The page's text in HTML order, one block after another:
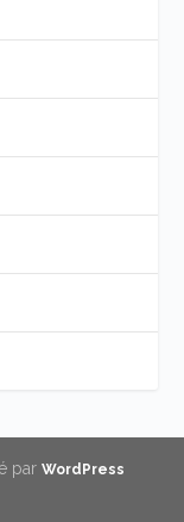
par WordPress